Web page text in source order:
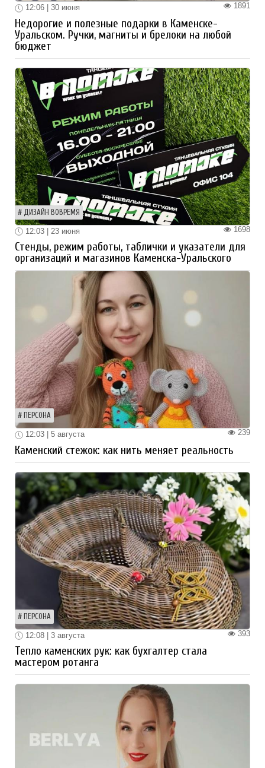
1891
12:06 | 30 июня
Недорогие и полезные подарки в Каменске-
Уральском. Ручки, магниты и брелоки на любой
бюджет
ДИЗАЙН ВОВРЕМЯ
1698
12:03 | 23 июня
Стенды, режим работы, таблички и указатели для
организаций и магазинов Каменска-Уральского
ПЕРСОНА
239
12:03 | 5 августа
Каменский стежок: как нить меняет реальность
ПЕРСОНА
393
12:08 | 3 августа
Тепло каменских рук: как бухгалтер стала
мастером ротанга